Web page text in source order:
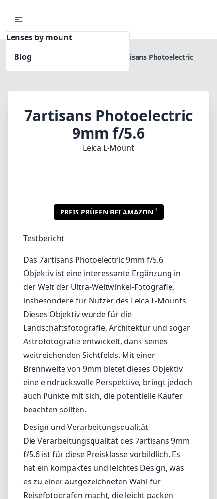
Lenses by mount
Blog
Home
7artisans Photoelectric
7artisans Photoelectric
9mm f/5.6
Leica L-Mount
PREIS PRÜFEN BEI AMAZON
Das 7artisans Photoelectric 9mm f/5.6
Objektiv ist eine interessante Ergänzung in
der Welt der Ultra-Weitwinkel-Fotografie,
insbesondere für Nutzer des Leica L-Mounts.
Dieses Objektiv wurde für die
Landschaftsfotografie, Architektur und sogar
Astrofotografie entwickelt, dank seines
weitreichenden Sichtfelds. Mit einer
Brennweite von 9mm bietet dieses Objektiv